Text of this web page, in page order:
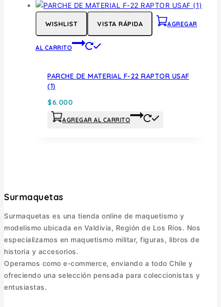
WISHLIST VISTA RÁPIDA AGREGAR
AL CARRITO
PARCHE DE MATERIAL F-22 RAPTOR USAF
(1)
$6.000
AGREGAR AL CARRITO
Surmaquetas
Surmaquetas es una tienda online de maquetismo y
modelismo ubicada en Valdivia, Región de Los Ríos. Nos
especializamos en maquetismo militar, figuras, libros de
historia y accesorios.
Operamos como e-commerce, enviando a todo Chile y
ofreciendo una selección pensada para coleccionistas y
entusiastas.